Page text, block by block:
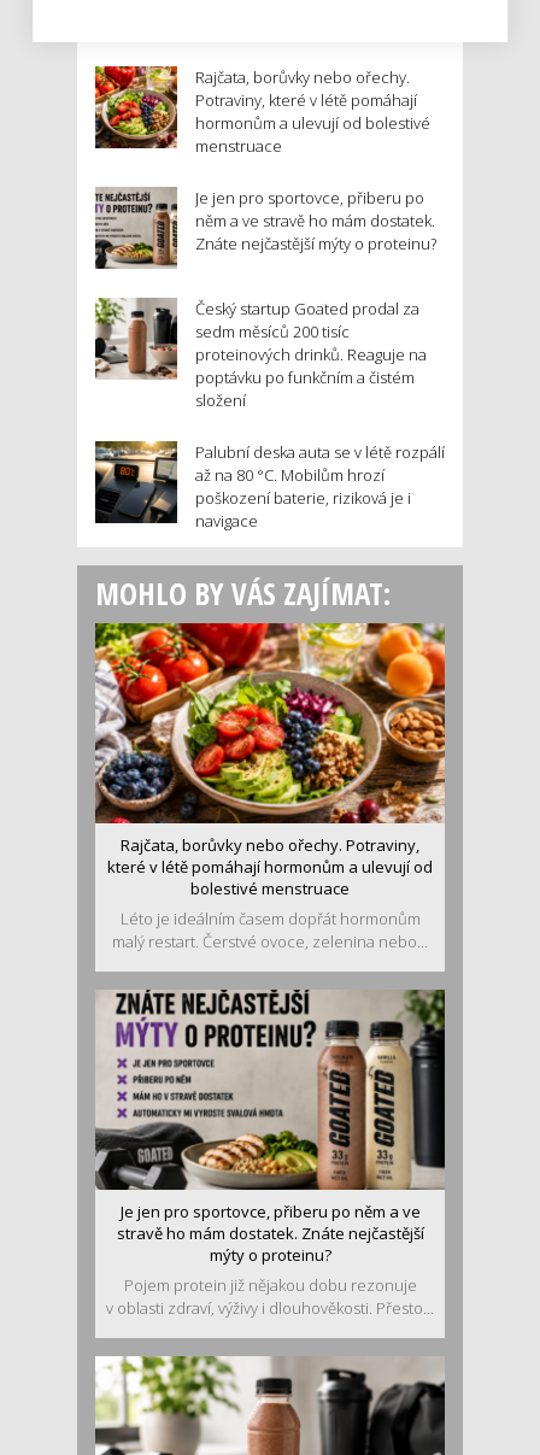
Rajčata, borůvky nebo ořechy.
Potraviny, které v létě pomáhají
hormonům a ulevují od bolestivé
menstruace
Je jen pro sportovce, přiberu po
něm a ve stravě ho mám dostatek.
Znáte nejčastější mýty o proteinu?
Český startup Goated prodal za
sedm měsíců 200 tisíc
proteinových drinků. Reaguje na
poptávku po funkčním a čistém
složení
Palubní deska auta se v létě rozpálí
až na 80 °C. Mobilům hrozí
poškození baterie, riziková je i
navigace
MOHLO BY VÁS ZAJÍMAT:
Rajčata, borůvky nebo ořechy. Potraviny,
které v létě pomáhají hormonům a ulevují od
bolestivé menstruace
Léto je ideálním časem dopřát hormonům
malý restart. Čerstvé ovoce, zelenina nebo...
Je jen pro sportovce, přiberu po něm a ve
stravě ho mám dostatek. Znáte nejčastější
mýty o proteinu?
Pojem protein již nějakou dobu rezonuje
v oblasti zdraví, výživy i dlouhověkosti. Přesto...